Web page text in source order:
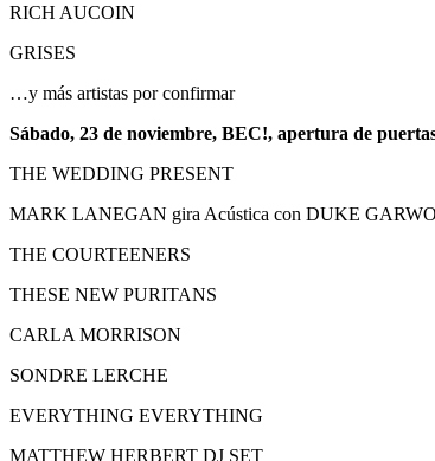
RICH AUCOIN
GRISES
…y más artistas por confirmar
Sábado, 23 de noviembre, BEC!, apertura de
THE WEDDING PRESENT
MARK LANEGAN gira Acústica con DUKE
THE COURTEENERS
THESE NEW PURITANS
CARLA MORRISON
SONDRE LERCHE
EVERYTHING EVERYTHING
MATTHEW HERBERT DJ SET